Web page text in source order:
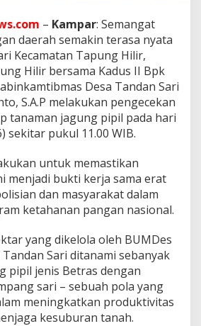
– Kampar: Semangat
daerah semakin terasa nyata
Kecamatan Tapung Hilir,
Hilir bersama Kadus II Bpk
Desa Tandan Sari
S.A.P melakukan pengecekan
tanaman jagung pipil pada hari
sekitar pukul 11.00 WIB.
untuk memastikan
menjadi bukti kerja sama erat
dan masyarakat dalam
ketahanan pangan nasional.
yang dikelola oleh BUMDes
Sari ditanami sebanyak
pipil jenis Betras dengan
sari – sebuah pola yang
meningkatkan produktivitas
kesuburan tanah.